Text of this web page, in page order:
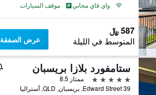
واي فاي مجاني
موقف السيارات
587 ﷼
المتوسط في الليلة عرض الصفقة
ستامفورد بلازا بريسبان
5 نجوم
ممتاز 8.5
39 Edward Street, بريسبان, QLD, أستراليا